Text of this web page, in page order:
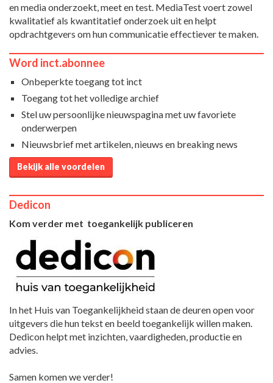
en media onderzoekt, meet en test. MediaTest voert zowel
kwalitatief als kwantitatief onderzoek uit en helpt
opdrachtgevers om hun communicatie effectiever te maken.
Word inct.abonnee
Onbeperkte toegang tot inct
Toegang tot het volledige archief
Stel uw persoonlijke nieuwspagina met uw favoriete
onderwerpen
Nieuwsbrief met artikelen, nieuws en breaking news
Bekijk alle voordelen
Dedicon
Kom verder met toegankelijk publiceren
In het Huis van Toegankelijkheid staan de deuren open voor
uitgevers die hun tekst en beeld toegankelijk willen maken.
Dedicon helpt met inzichten, vaardigheden, productie en
advies.
Samen komen we verder!